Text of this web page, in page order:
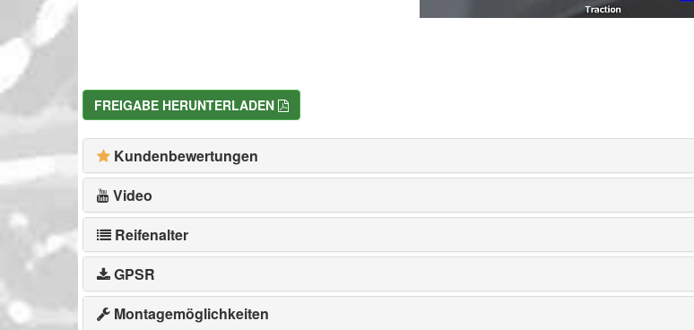
FREIGABE HERUNTERLADEN
Kundenbewertungen
Video
Reifenalter
GPSR
Montagemöglichkeiten